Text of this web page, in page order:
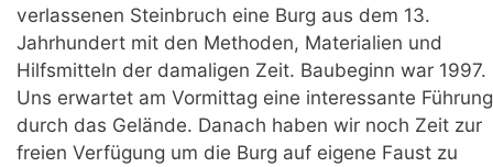
verlassenen Steinbruch eine Burg aus dem 13.
Jahrhundert mit den Methoden, Materialien und
Hilfsmitteln der damaligen Zeit. Baubeginn war 1997.
Uns erwartet am Vormittag eine interessante Führung
durch das Gelände. Danach haben wir noch Zeit zur
freien Verfügung um die Burg auf eigene Faust zu